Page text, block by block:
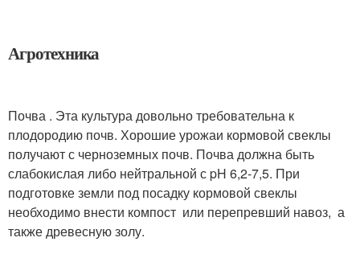
Агротехника
Почва . Эта культура довольно требовательна к
плодородию почв. Хорошие урожаи кормовой свеклы
получают с черноземных почв. Почва должна быть
слабокислая либо нейтральной с pH 6,2-7,5. При
подготовке земли под посадку кормовой свеклы
необходимо внести компост или перепревший навоз, а
также древесную золу.